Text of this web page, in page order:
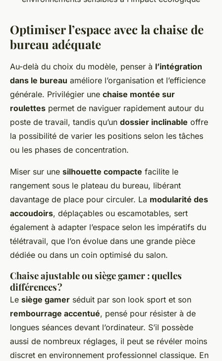
Optimiser l’espace avec la chaise de
bureau adéquate
Au-delà du choix du modèle, penser à l’intégration
dans le bureau améliore l’organisation et l’efficience
générale. Privilégier une chaise montée sur
roulettes permet de naviguer rapidement autour du
poste de travail, tandis qu’un dossier inclinable offre
la possibilité de varier les positions selon les tâches
ou les phases de concentration.
Miser sur une silhouette compacte facilite le
rangement sous le plateau du bureau, libérant
davantage de place pour circuler. La modularité des
accoudoirs, déplaçables ou escamotables, sert
également à adapter l’espace selon les impératifs du
télétravail, que l’on évolue dans une grande pièce
dédiée ou dans un coin optimisé du salon.
Chaise ajustable ou siège gamer : quelles
différences ?
Le siège gamer séduit par son look sport et son
rembourrage accentué, pensé pour résister à de
longues séances devant l’ordinateur. S’il possède
aussi de nombreux réglages, il peut se révéler moins
discret en environnement professionnel classique. En